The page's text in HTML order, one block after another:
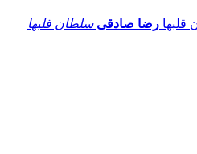
رضا صادقی سلطان قلبها